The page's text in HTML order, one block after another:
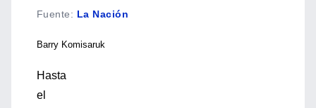
Fuente: La Nación
Barry Komisaruk
Hasta
el